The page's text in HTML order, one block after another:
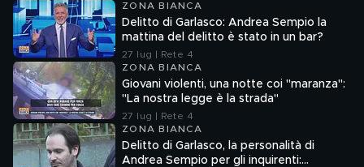
ZONA BIANCA
Delitto di Garlasco: Andrea Sempio la
mattina del delitto è stato in un bar?
27 lug | Rete 4
ZONA BIANCA
Giovani violenti, una notte coi "maranza":
"La nostra legge è la strada"
27 lug | Rete 4
ZONA BIANCA
Delitto di Garlasco, la personalità di
Andrea Sempio per gli inquirenti: